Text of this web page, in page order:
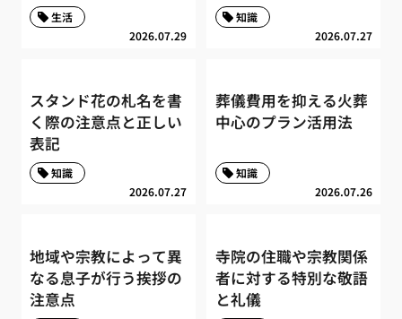
2026.07.29
生活
2026.07.27
知識
スタンド花の札名を書
く際の注意点と正しい
表記
2026.07.27
知識
葬儀費用を抑える火葬
中心のプラン活用法
2026.07.26
知識
地域や宗教によって異
なる息子が行う挨拶の
注意点
寺院の住職や宗教関係
者に対する特別な敬語
と礼儀